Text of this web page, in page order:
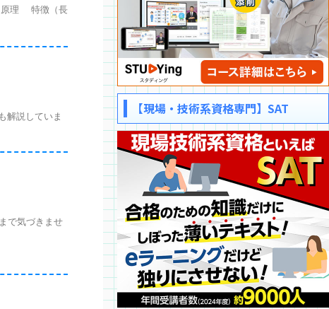
原理 特徴（長
説していま
で気づきませ
【現場・技術系資格専門】SAT